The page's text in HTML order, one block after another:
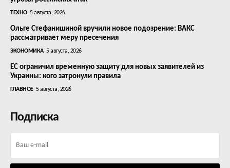
ТЕХНО 5 августа, 2026
Ольге Стефанишиной вручили новое подозрение: ВАКС
рассматривает меру пресечения
ЭКОНОМИКА 5 августа, 2026
ЕС ограничил временную защиту для новых заявителей из
Украины: кого затронули правила
ГЛАВНОЕ 5 августа, 2026
Подписка